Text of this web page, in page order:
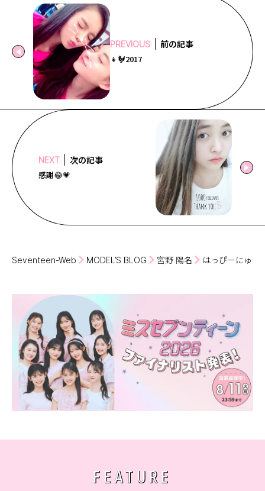
PREVIOUS 前の記事
👧🐓2017
NEXT 次の記事
感謝😂💗
Seventeen-Web MODEL’S BLOG 宮野 陽名 はっぴーにゅー
FEATURE